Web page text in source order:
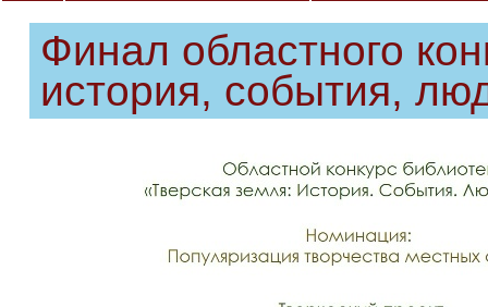
Финал областного
история, события,